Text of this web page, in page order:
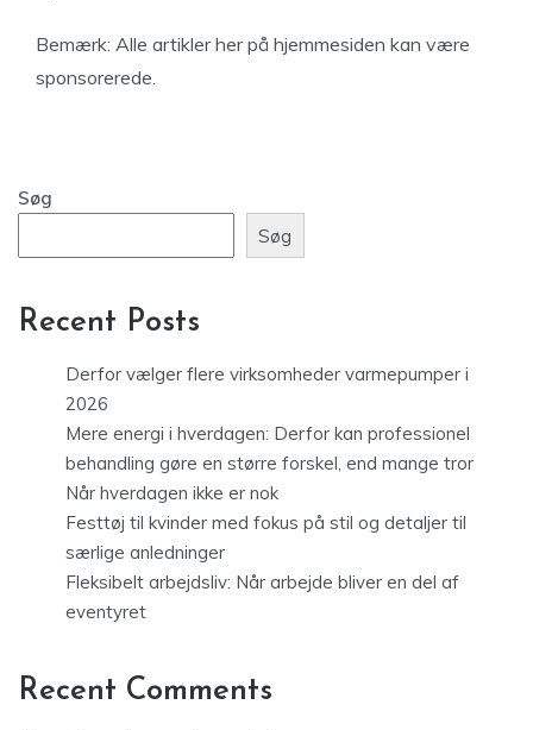
Bemærk: Alle artikler her på hjemmesiden kan være
sponsorerede.
Søg
Søg
Recent Posts
Derfor vælger flere virksomheder varmepumper i
2026
Mere energi i hverdagen: Derfor kan professionel
behandling gøre en større forskel, end mange tror
Når hverdagen ikke er nok
Festtøj til kvinder med fokus på stil og detaljer til
særlige anledninger
Fleksibelt arbejdsliv: Når arbejde bliver en del af
eventyret
Recent Comments